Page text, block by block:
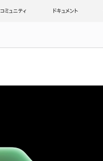
コミュニティ ドキュメント